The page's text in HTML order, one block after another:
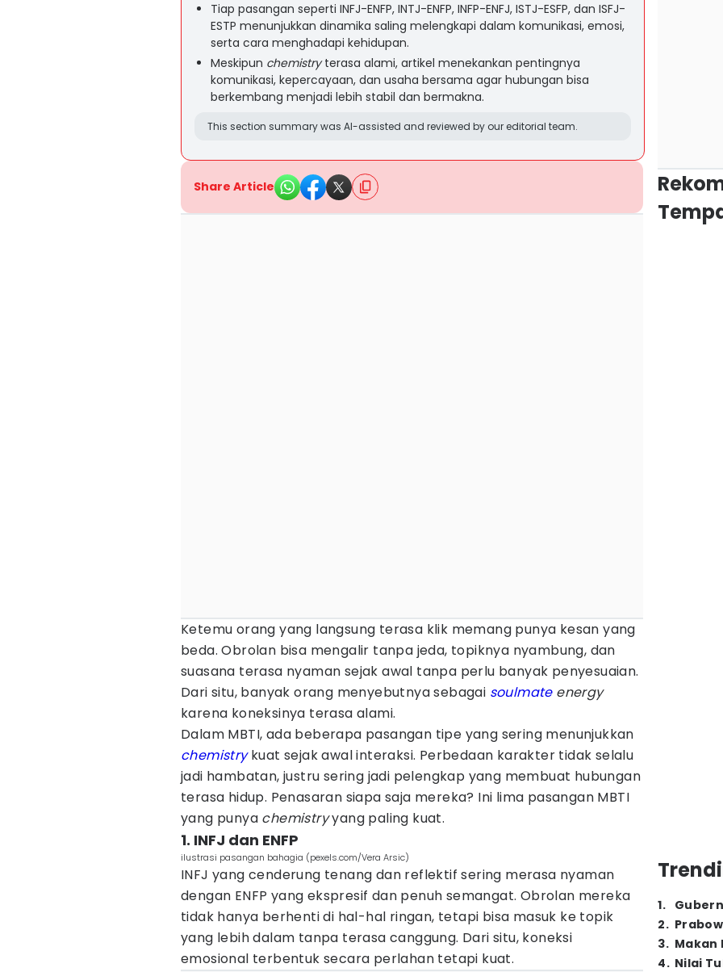
Tiap pasangan seperti INFJ-ENFP, INTJ-ENFP, INFP-ENFJ, ISTJ-ESFP, dan ISFJ-
ESTP menunjukkan dinamika saling melengkapi dalam komunikasi, emosi,
serta cara menghadapi kehidupan.
Meskipun chemistryterasa alami, artikel menekankan pentingnya
komunikasi, kepercayaan, dan usaha bersama agar hubungan bisa
berkembang menjadi lebih stabil dan bermakna.
This section summary was AI-assisted and reviewed by our editorial team.
Share Article
Ketemu orang yang langsung terasa klik memang punya kesan yang
beda. Obrolan bisa mengalir tanpa jeda, topiknya nyambung, dan
suasana terasa nyaman sejak awal tanpa perlu banyak penyesuaian.
Dari situ, banyak orang menyebutnya sebagai soulmateenergy
karena koneksinya terasa alami.
Dalam MBTI, ada beberapa pasangan tipe yang sering menunjukkan
chemistrykuat sejak awal interaksi. Perbedaan karakter tidak selalu
jadi hambatan, justru sering jadi pelengkap yang membuat hubungan
terasa hidup. Penasaran siapa saja mereka? Ini lima pasangan MBTI
yang punya chemistryyang paling kuat.
1. INFJ dan ENFP
ilustrasi pasangan bahagia (pexels.com/Vera Arsic)
INFJ yang cenderung tenang dan reflektif sering merasa nyaman
dengan ENFP yang ekspresif dan penuh semangat. Obrolan mereka
tidak hanya berhenti di hal-hal ringan, tetapi bisa masuk ke topik
yang lebih dalam tanpa terasa canggung. Dari situ, koneksi
emosional terbentuk secara perlahan tetapi kuat.
1.
2.
3. Makan
4. Nilai